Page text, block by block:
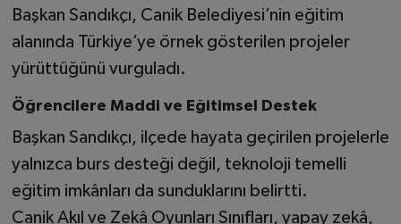
Başkan Sandıkçı, Canik Belediyesi’nin eğitim
alanında Türkiye’ye örnek gösterilen projeler
yürüttüğünü vurguladı.
Öğrencilere Maddi ve Eğitimsel Destek
Başkan Sandıkçı, ilçede hayata geçirilen projelerle
yalnızca burs desteği değil, teknoloji temelli
eğitim imkânları da sunduklarını belirtti.
Canik Akıl ve Zekâ Oyunları Sınıfları, yapay zekâ,